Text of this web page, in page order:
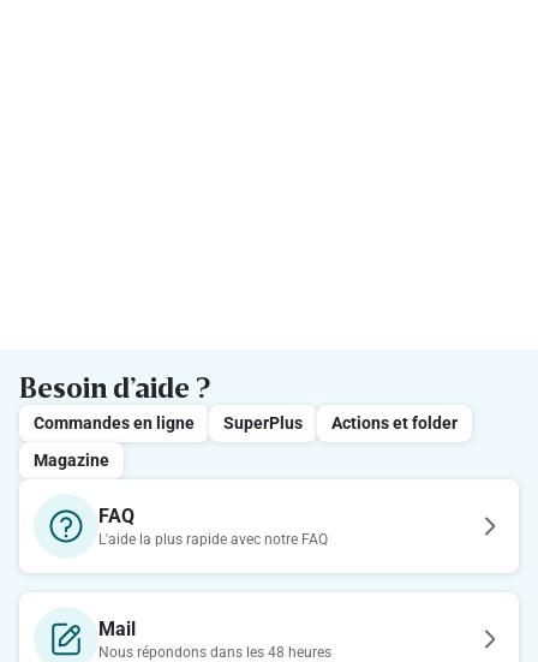
Besoin d’aide ?
Commandes en ligne SuperPlus
Actions et folder
Magazine
FAQ
L'aide la plus rapide avec notre FAQ
Mail
Nous répondons dans les 48 heures